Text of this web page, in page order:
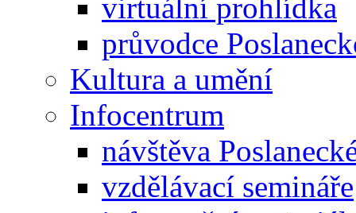
virtuální prohlídka
průvodce
Kultura a umění
Infocentrum
návštěva
vzdělávací semináře